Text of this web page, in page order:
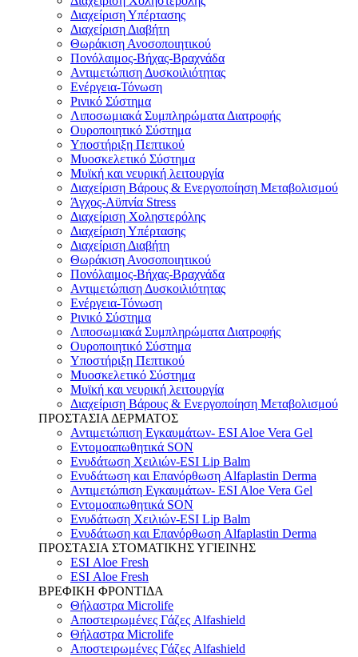
Διαχείριση Υπέρτασης
Διαχείριση Διαβήτη
Θωράκιση Ανοσοποιητικού
Πονόλαιμος-Βήχας-Βραχνάδα
Αντιμετώπιση Δυσκοιλιότητας
Eνέργεια-Τόνωση
Ρινικό Σύστημα
Λιποσωμιακά Συμπληρώματα Διατροφής
Ουροποιητικό Σύστημα
Υποστήριξη Πεπτικού
Μυοσκελετικό Σύστημα
Μυϊκή και νευρική λειτουργία
Διαχείριση Βάρους & Ενεργοποίηση Μεταβολισμού
Άγχος-Αϋπνία Stress
Διαχείριση Χοληστερόλης
Διαχείριση Υπέρτασης
Διαχείριση Διαβήτη
Θωράκιση Ανοσοποιητικού
Πονόλαιμος-Βήχας-Βραχνάδα
Αντιμετώπιση Δυσκοιλιότητας
Eνέργεια-Τόνωση
Ρινικό Σύστημα
Λιποσωμιακά Συμπληρώματα Διατροφής
Ουροποιητικό Σύστημα
Υποστήριξη Πεπτικού
Μυοσκελετικό Σύστημα
Μυϊκή και νευρική λειτουργία
Διαχείριση Βάρους & Ενεργοποίηση Μεταβολισμού
ΠΡΟΣΤΑΣΙΑ ΔΕΡΜΑΤΟΣ
Αντιμετώπιση Εγκαυμάτων- ESI Aloe Vera Gel
Εντομοαπωθητικά SON
Ενυδάτωση Χειλιών-ESI Lip Balm
Ενυδάτωση και Επανόρθωση Alfaplastin Derma
Αντιμετώπιση Εγκαυμάτων- ESI Aloe Vera Gel
Εντομοαπωθητικά SON
Ενυδάτωση Χειλιών-ESI Lip Balm
Ενυδάτωση και Επανόρθωση Alfaplastin Derma
ΠΡΟΣΤΑΣΙΑ ΣΤΟΜΑΤΙΚΗΣ ΥΓΙΕΙΝΗΣ
ESI Αloe Fresh
ESI Αloe Fresh
ΒΡΕΦΙΚΗ ΦΡΟΝΤΙΔΑ
Θήλαστρα Microlife
Αποστειρωμένες Γάζες Alfashield
Θήλαστρα Microlife
Αποστειρωμένες Γάζες Alfashield